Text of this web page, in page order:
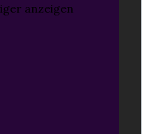
anzeigen